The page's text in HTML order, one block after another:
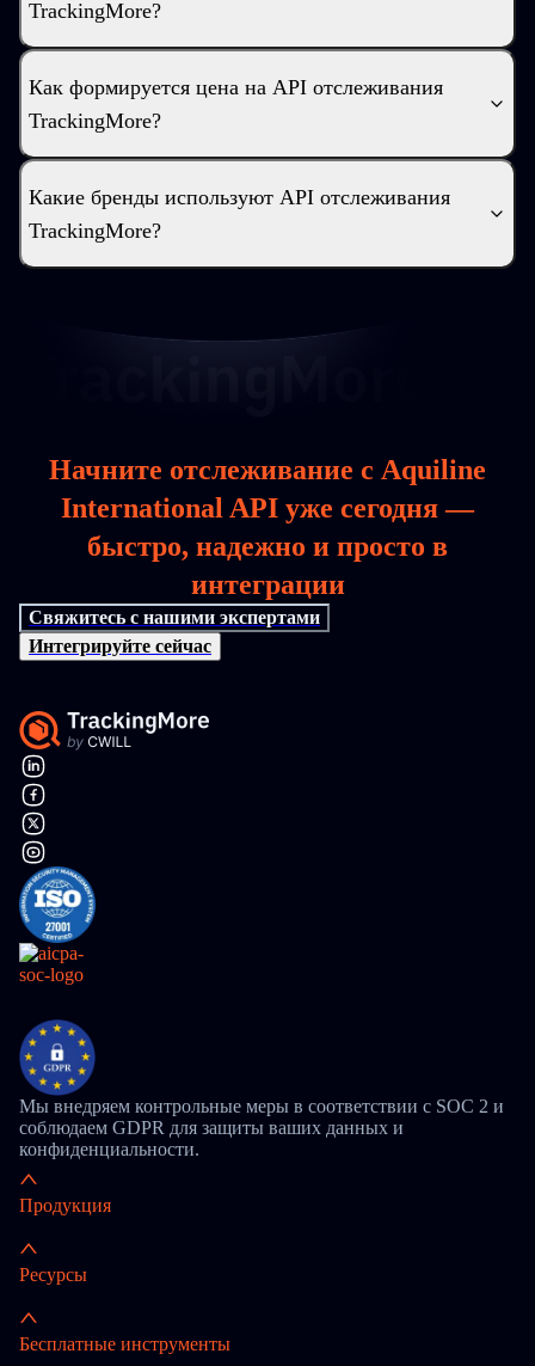
TrackingMore?
Как формируется цена на API отслеживания
TrackingMore?
Какие бренды используют API отслеживания
TrackingMore?
Начните отслеживание с Aquiline
International API уже сегодня —
быстро, надежно и просто в
интеграции
Свяжитесь с нашими экспертами
Интегрируйте сейчас
Мы внедряем контрольные меры в соответствии с SOC 2 и
соблюдаем GDPR для защиты ваших данных и
конфиденциальности.
Продукция
Ресурсы
Бесплатные инструменты